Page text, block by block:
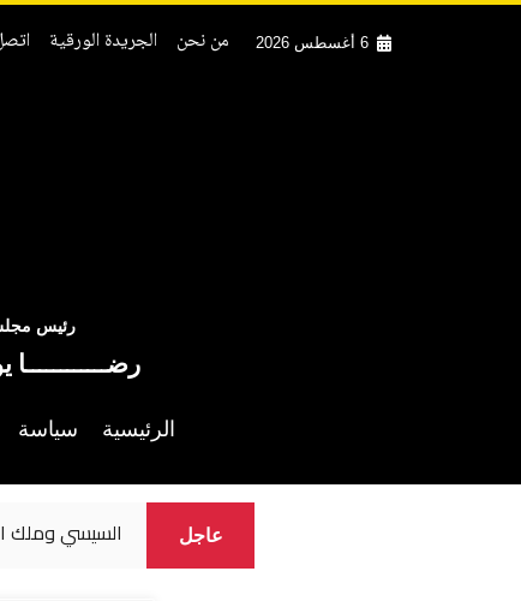
6 أغسطس 2026 من نحن الجريدة الورقية
رئيس
الرئيسية سياسة
عاجل السيسي وملك